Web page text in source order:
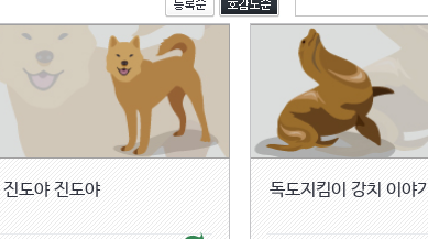
진도야 진도야 독도지킴이 강치 이야기